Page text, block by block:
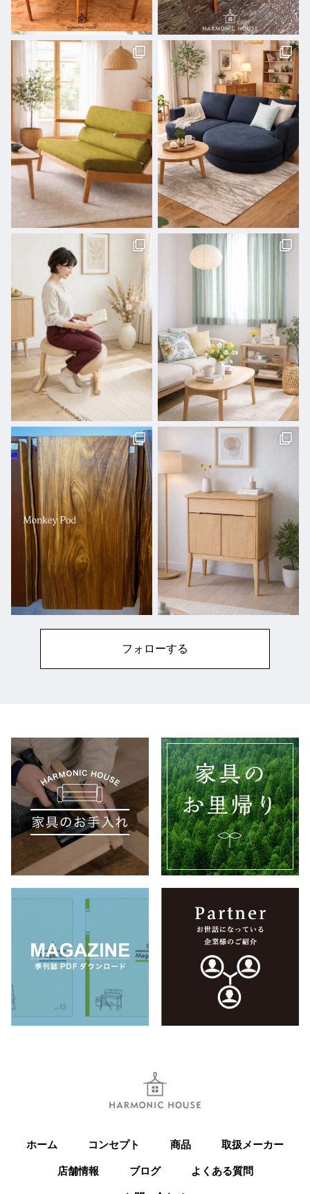
フォローする
ホーム コンセプト 商品 取扱メーカー
店舗情報 ブログ よくある質問